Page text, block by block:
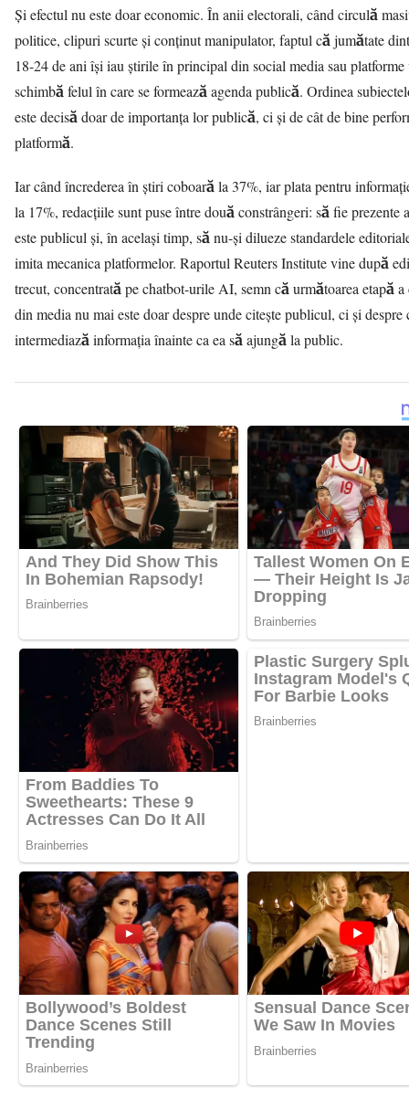
Și efectul nu este doar economic. În anii electorali, când circulă
politice, clipuri scurte și conținut manipulator, faptul că jumătate
18-24 de ani își iau știrile în principal din social media sau
schimbă felul în care se formează agenda publică. Ordinea
este decisă doar de importanța lor publică, ci și de cât de bine
platformă.
Iar când încrederea în știri coboară la 37%, iar plata pentru
la 17%, redacțiile sunt puse între două constrângeri: să fie prezente
este publicul și, în același timp, să nu-și dilueze standardele
imita mecanica platformelor. Raportul Reuters Institute vine după
trecut, concentrată pe chatbot-urile AI, semn că următoarea etapă
din media nu mai este doar despre unde citește publicul, ci și despre
intermediază informația înainte ca ea să ajungă la public.